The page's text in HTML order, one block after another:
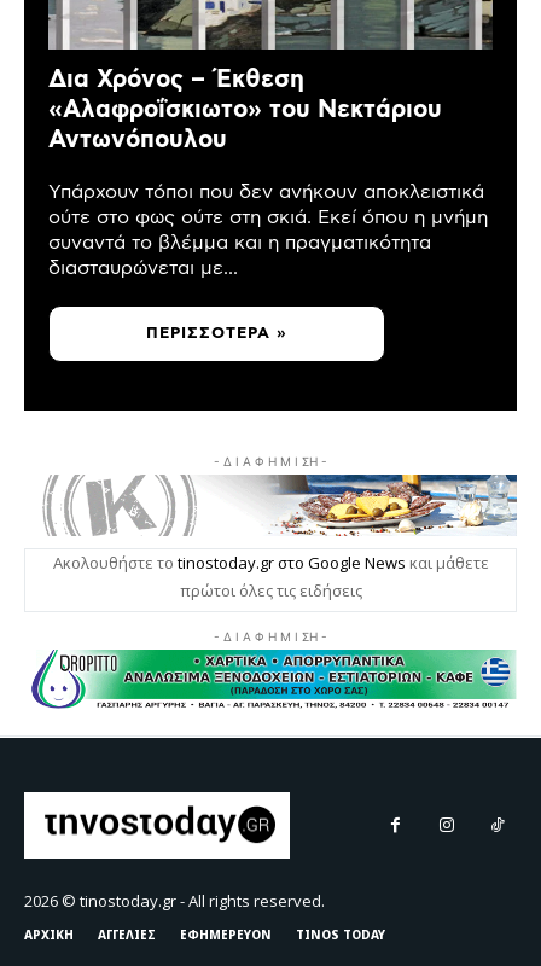
2026 © tinostoday.gr - All rights reserved.
ΑΡΧΙΚΗ ΑΓΓΕΛΙΕΣ ΕΦΗΜΕΡΕΥΟΝ TINOS TODAY